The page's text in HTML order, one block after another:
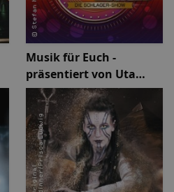
Musik für Euch -
präsentiert von Uta
Bresan